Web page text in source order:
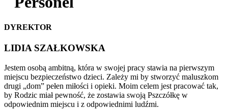
DYREKTOR
LIDIA SZAŁKOWSKA
Jestem osobą ambitną, która w swojej pracy stawia na pierwszym
miejscu bezpieczeństwo dzieci. Zależy mi by stworzyć maluszkom
drugi „dom” pełen miłości i opieki. Moim celem jest pracować tak,
by Rodzic miał pewność, że zostawia swoją Pszczółkę w
odpowiednim miejscu i z odpowiednimi ludźmi.